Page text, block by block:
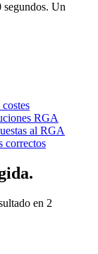
Un
RGA
al RGA
correctos
en 2